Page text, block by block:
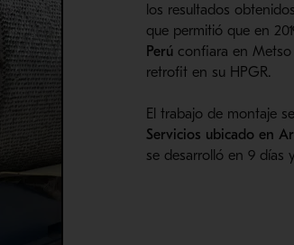
los resultados
que permitió que en
Perú confiara en
retrofit en su HPGR.
El trabajo de montaje
Servicios ubicado en
se desarrolló en 9 días